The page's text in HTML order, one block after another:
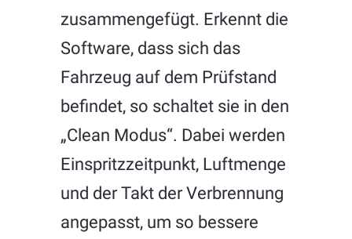
zusammengefügt. Erkennt die
Software, dass sich das
Fahrzeug auf dem Prüfstand
befindet, so schaltet sie in den
„Clean Modus“. Dabei werden
Einspritzzeitpunkt, Luftmenge
und der Takt der Verbrennung
angepasst, um so bessere